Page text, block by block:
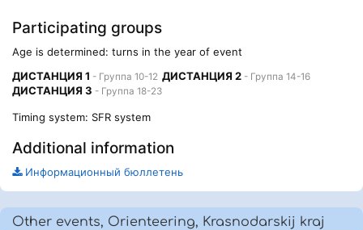
Participating groups
Age is determined: turns in the year of event
ДИСТАНЦИЯ 1 - Группа 10-12 ДИСТАНЦИЯ 2 - Группа 14-16
ДИСТАНЦИЯ 3 - Группа 18-23
Timing system: SFR system
Additional information
Информационный бюллетень
Other events, Orienteering, Krasnodarskij kraj